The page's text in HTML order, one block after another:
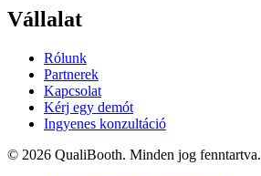
Vállalat
Rólunk
Partnerek
Kapcsolat
Kérj egy demót
Ingyenes konzultáció
© 2026 QualiBooth. Minden jog fenntartva.